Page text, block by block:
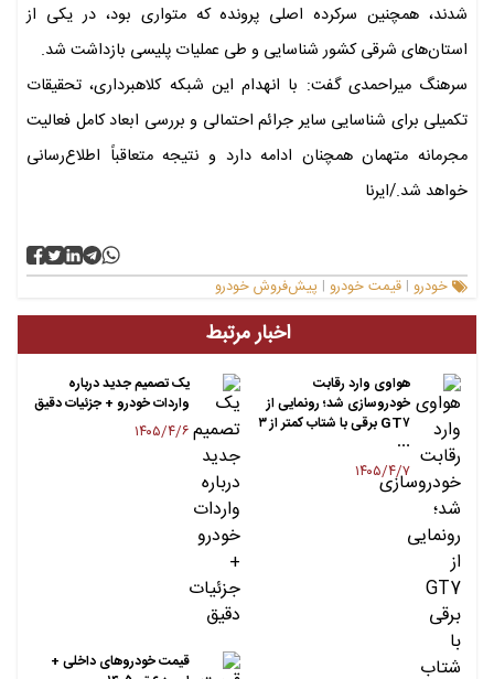
شدند، همچنین سرکرده اصلی پرونده که متواری بود، در یکی از
استان‌های شرقی کشور شناسایی و طی عملیات پلیسی بازداشت شد.
سرهنگ میراحمدی گفت: با انهدام این شبکه کلاهبرداری، تحقیقات
تکمیلی برای شناسایی سایر جرائم احتمالی و بررسی ابعاد کامل فعالیت
مجرمانه متهمان همچنان ادامه دارد و نتیجه متعاقباً اطلاع‌رسانی
خواهد شد./ایرنا
خودرو | قیمت خودرو | پیش‌فروش خودرو
اخبار مرتبط
هواوی وارد رقابت
خودروسازی شد؛ رونمایی از
GT۷ برقی با شتاب کمتر از ۳
…
۱۴۰۵/۴/۷
یک تصمیم جدید درباره
واردات خودرو + جزئیات دقیق
۱۴۰۵/۴/۶
قیمت خودروهای داخلی +